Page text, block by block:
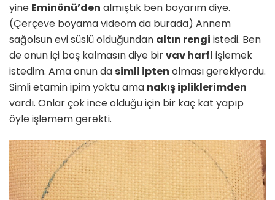
yine Eminönü’den almıştık ben boyarım diye.
(Çerçeve boyama videom da burada) Annem
sağolsun evi süslü olduğundan altın rengi istedi. Ben
de onun içi boş kalmasın diye birvav harfi işlemek
istedim. Ama onun dasimli ipten olması gerekiyordu.
Simli etamin ipim yoktu ama nakış ipliklerimden
vardı. Onlar çok ince olduğu için bir kaç kat yapıp
öyle işlemem gerekti.